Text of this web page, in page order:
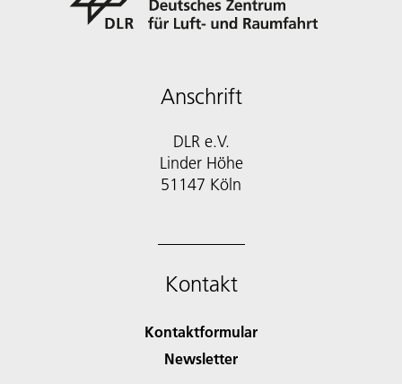
Anschrift
DLR e.V.
Linder Höhe
51147 Köln
Kontakt
Kontaktformular
Newsletter